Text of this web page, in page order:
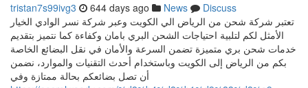
tristan7s99ivg3 644 days ago News
Discuss
تعتبر شركة شحن من الرياض الي الكويت وعبر شركة نسر الوادي الخيار
الأمثل لكم لتلبية احتياجات الشحن البري بامان وكفاءة كما نتميز بتقديم
خدمات شحن بري متميزة تضمن السرعة والأمان في نقل البضائع الخاصة
بكم من الرياض إلى الكويت وباستخدام أحدث التقنيات والموارد، نضمن
أن تصل بضائعكم بحالة ممتازة وفي